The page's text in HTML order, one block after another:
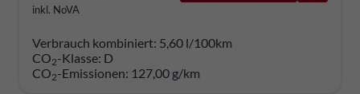
inkl. NoVA
Verbrauch kombiniert: 5,60 l/100km
CO2-Klasse: D
CO2-Emissionen: 127,00 g/km